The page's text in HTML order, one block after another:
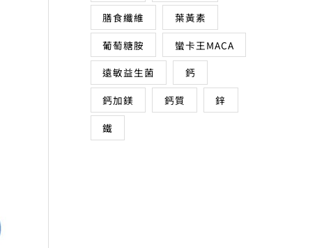
膳食纖維
葉黃素
葡萄糖胺
蠻卡王MACA
遠敏益生菌
鈣
鈣加鎂
鈣質
鋅
鐵